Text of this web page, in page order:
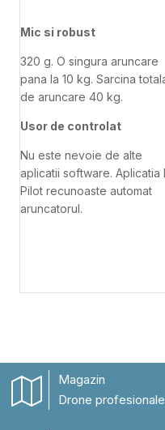
Mic si robust
320 g. O singura aruncare
pana la 10 kg. Sarcina
de aruncare 40 kg.
Usor de controlat
Nu este nevoie de alte
aplicatii software. Aplicatia
Pilot recunoaste automat
aruncatorul.
Magazin
Drone